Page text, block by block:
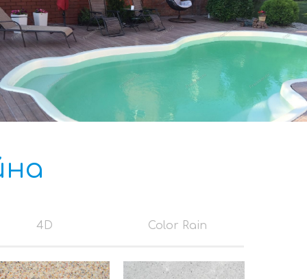
4D Color Rain